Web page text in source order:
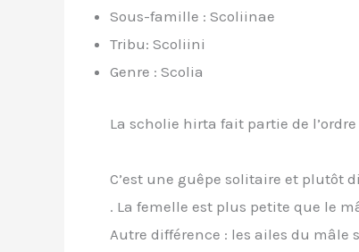
Sous-famille : Scoliinae
Tribu: Scoliini
Genre : Scolia
La scholie hirta fait partie de
C’est une guêpe solitaire et plutôt
. La femelle est plus petite que le
Autre différence : les ailes du mâle